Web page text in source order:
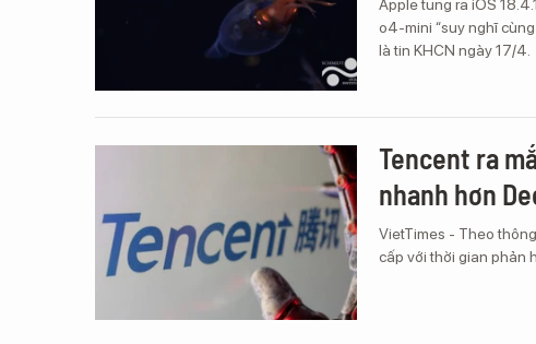
Apple tung ra iOS
o4-mini “suy nghĩ cùng
là tin KHCN ngày 17/4.
Tencent ra
nhanh hơn
VietTimes - Theo
cấp với thời gian phản